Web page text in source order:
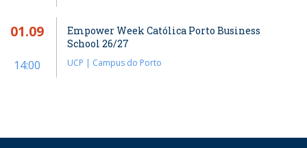
01.09
14:00
Empower Week Católica Porto Business
School 26/27
UCP | Campus do Porto